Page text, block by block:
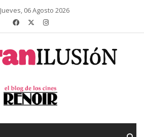
Jueves, 06 Agosto 2026